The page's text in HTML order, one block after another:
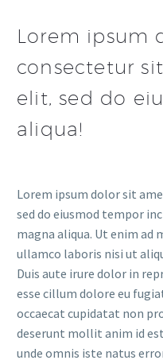
Lorem ipsum
consectetur
elit, sed do
aliqua!
Lorem ipsum dolor sit
sed do eiusmod tempor
magna aliqua. Ut enim ad
ullamco laboris nisi ut
Duis aute irure dolor in
esse cillum dolore eu
occaecat cupidatat non
deserunt mollit anim id
unde omnis iste natus